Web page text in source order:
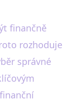
finančně
rozhoduje
správné